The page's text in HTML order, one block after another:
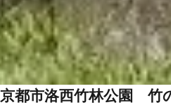
京都市洛西竹林公園 竹